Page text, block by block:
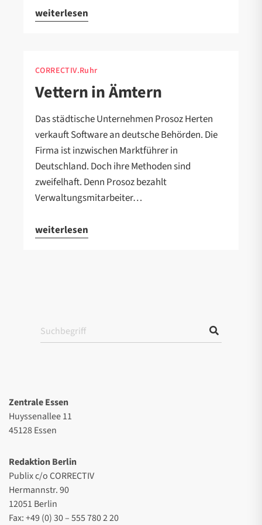
weiterlesen
CORRECTIV.Ruhr
Vettern in Ämtern
Das städtische Unternehmen Prosoz Herten
verkauft Software an deutsche Behörden. Die
Firma ist inzwischen Marktführer in
Deutschland. Doch ihre Methoden sind
zweifelhaft. Denn Prosoz bezahlt
Verwaltungsmitarbeiter…
weiterlesen
Zentrale Essen
Huyssenallee 11
45128 Essen
Redaktion Berlin
Publix c/o CORRECTIV
Hermannstr. 90
12051 Berlin
Fax: +49 (0) 30 – 555 780 2 20